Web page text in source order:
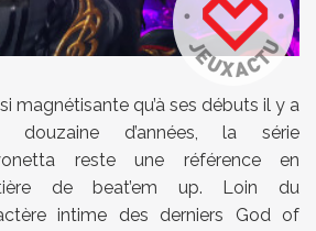
magnétisante qu’à ses débuts il y a
douzaine d’années, la série
reste une référence en
de beat’em up. Loin du
intime des derniers God of